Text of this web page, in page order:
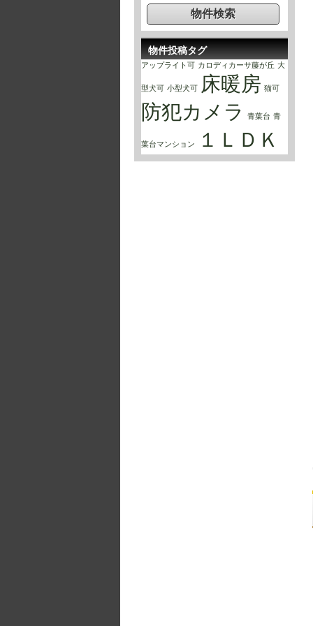
物件投稿タグ
アップライト可 カロディカーサ藤が丘 大
型犬可 小型犬可 床暖房 猫可
防犯カメラ 青葉台 青
葉台マンション １ＬＤＫ